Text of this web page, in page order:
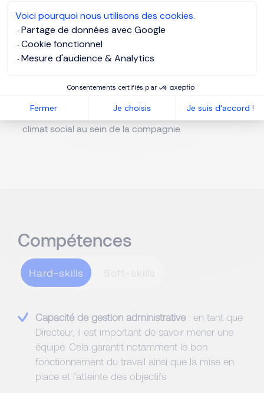
Voici pourquoi nous utilisons des cookies.
Partage de données avec Google
Cookie fonctionnel
Mesure d'audience & Analytics
Consentements certifiés par
Fermer Je choisis Je suis d'accord !
Le Directeur des Ressources Humaines veille aussi
à l’application de la législation du travail en vigueur.
En outre, il garantit la politique de communication
et sociales. Il représente la société lors des
et gère les conflits. Il instaure également un bon
climat social au sein de la compagnie.
Compétences
Hard-skills
Capacité de gestion administrative : en tant que
Directeur, il est important de savoir mener une
équipe. Cela garantit notamment le bon
fonctionnement du travail ainsi que la mise en
place et l’atteinte des objectifs